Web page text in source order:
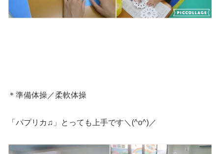
＊準備体操／柔軟体操
「パプリカ♫」とっても上手です＼(^o^)／